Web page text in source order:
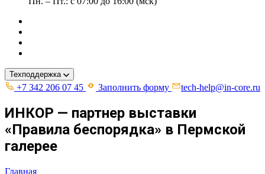
Техподдержка
+7 342 206 07 45 Заполнить форму tech-help@in-core.ru
ИНКОР — партнер выставки
«Правила беспорядка» в Пермской
галерее
Главная